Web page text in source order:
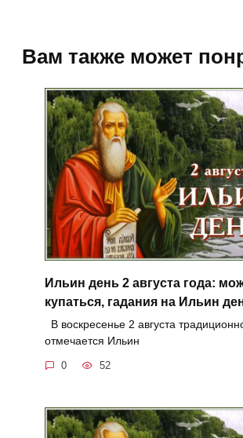
Вам также может
Ильин день 2 августа года:
купаться, гадания на Ильин
В воскресенье 2 августа
отмечается Ильин
0 52